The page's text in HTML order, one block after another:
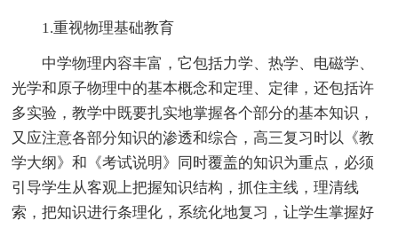
1.重视物理基础教育
中学物理内容丰富，它包括力学、热学、电磁学、
光学和原子物理中的基本概念和定理、定律，还包括许
多实验，教学中既要扎实地掌握各个部分的基本知识，
又应注意各部分知识的渗透和综合，高三复习时以《教
学大纲》和《考试说明》同时覆盖的知识为重点，必须
引导学生从客观上把握知识结构，抓住主线，理清线
索，把知识进行条理化，系统化地复习，让学生掌握好